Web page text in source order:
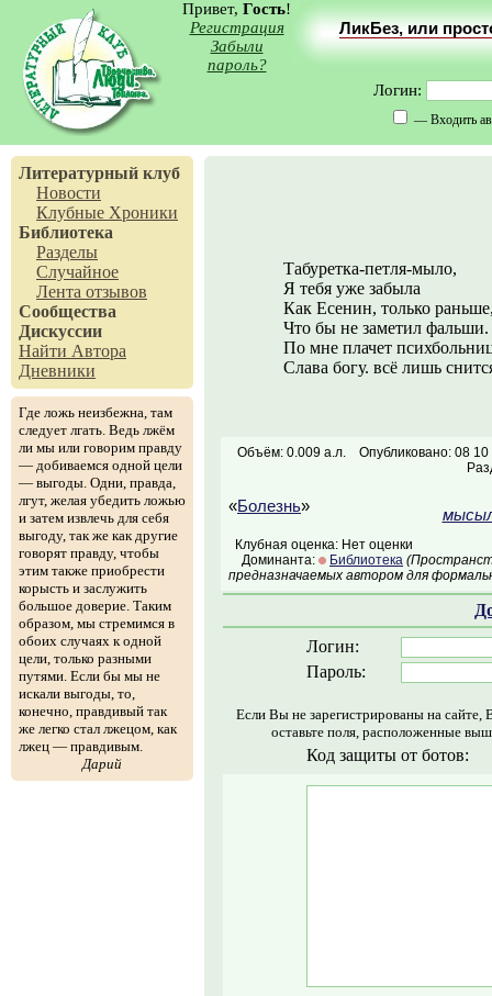
Привет, Гость!
Регистрация
Забыли
пароль?
ЛикБез, или
Логин:
— Входить
Литературный клуб
Новости
Клубные Хроники
Библиотека
Разделы
Случайное
Лента отзывов
Сообщества
Дискуссии
Найти Автора
Дневники
Где ложь неизбежна, там
следует лгать. Ведь лжём
ли мы или говорим правду
— добиваемся одной цели
— выгоды. Одни, правда,
лгут, желая убедить ложью
и затем извлечь для себя
выгоду, так же как другие
говорят правду, чтобы
этим также приобрести
корысть и заслужить
большое доверие. Таким
образом, мы стремимся в
обоих случаях к одной
цели, только разными
путями. Если бы мы не
искали выгоды, то,
конечно, правдивый так
же легко стал лжецом, как
лжец — правдивым.
Дарий
Табуретка-петля-мыло,
Я тебя уже забыла
Как Есенин, только
Что бы не заметил фальши.
По мне плачет
Слава богу. всё лишь
Объём: 0.009 а.л.
Опубликовано: 08 10
«Болезнь»
Клубная оценка: Нет оценки
Доминанта:
Библиотека
предназначаемых автором для
Логин:
Пароль:
Если Вы не зарегистрированы на
оставьте поля, расположенные
Код защиты от ботов: